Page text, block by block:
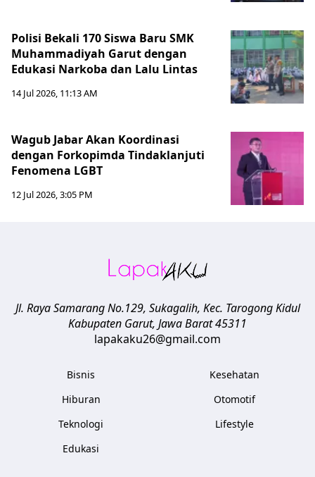
Polisi Bekali 170 Siswa Baru SMK
Muhammadiyah Garut dengan
Edukasi Narkoba dan Lalu Lintas
14 Jul 2026, 11:13 AM
Wagub Jabar Akan Koordinasi
dengan Forkopimda Tindaklanjuti
Fenomena LGBT
12 Jul 2026, 3:05 PM
Jl. Raya Samarang No.129, Sukagalih, Kec. Tarogong Kidul
Kabupaten Garut, Jawa Barat45311
lapakaku26@gmail.com
Bisnis
Hiburan
Teknologi
Edukasi
Kesehatan
Otomotif
Lifestyle